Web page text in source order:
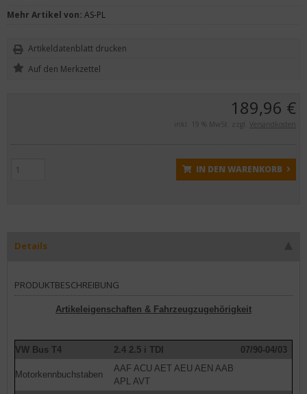
189,96 €
inkl. 19 % MwSt. zzgl. Versandkosten
IN DEN WARENKORB
Mehr Artikel von: AS-PL
Artikeldatenblatt drucken
Details
PRODUKTBESCHREIBUNG
Artikeleigenschaften & Fahrzeugzugehörigkeit
VW Bus T4 2.4 2.5 i TDI 07/90-04/03
Motorkennbuchstaben
AAF ACU AET AEU AEN AAB
APL AVT